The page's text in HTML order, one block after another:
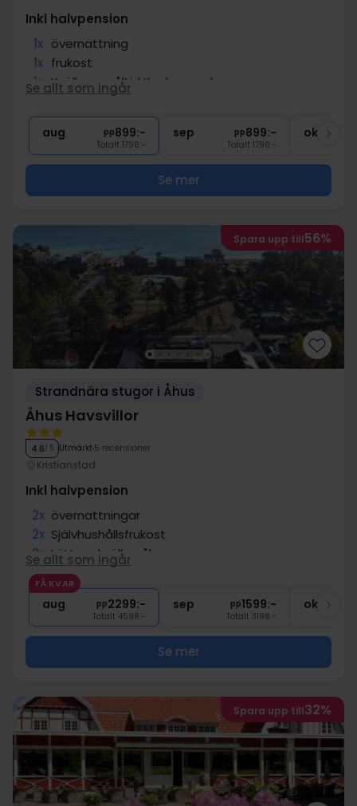
Inkl halvpension
1x övernattning
1x frukost
1x Kvällens måltid Kockens val
Gratis internet
∞ Centralt läge
Se allt som ingår
aug pp899:-
Totalt 1798:-
sep pp899:-
Totalt 1798:-
okt
Se mer
Spara upp till56%
Strandnära stugor i Åhus
Åhus Havsvillor
4.6/ 5 Utmärkt 5 recensioner
Kristianstad
Inkl halvpension
2x övernattningar
2x Självhushållsfrukost
2x Lättare kvällsmål
∞ Gratis parkering
∞ Inkl.sängkläder, handduk & slutstäd
Se allt som ingår
FÅ KVAR
aug pp2299:-
Totalt 4598:-
sep pp1599:-
Totalt 3198:-
okt
Se mer
Spara upp till32%